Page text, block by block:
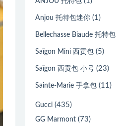
Anjou 托特包迷你 (1)
Bellechasse Biaude 托特包
Saïgon Mini 西贡包 (5)
Saïgon 西贡包 小号 (23)
Sainte-Marie 手拿包 (11)
Gucci (435)
GG Marmont (73)